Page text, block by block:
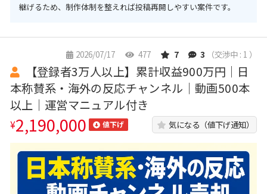
継げるため、制作体制を整えれば投稿再開しやすい案件です。
2026/07/17 477 7 3 （交渉中 : 1 ）
【登録者3万人以上】累計収益900万円｜日
本称賛系・海外の反応チャンネル｜動画500本
以上｜運営マニュアル付き
¥2,190,000 値下げ 気になる（値下げ通知）